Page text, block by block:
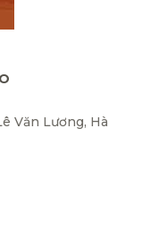
Văn Lương, Hà